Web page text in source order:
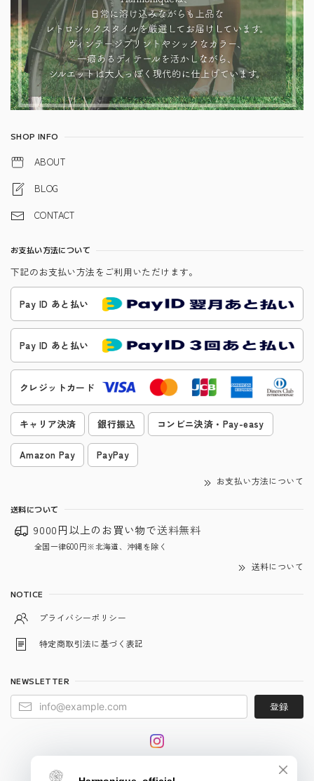
SHOP INFO
ABOUT
BLOG
CONTACT
お支払い方法について
下記のお支払い方法をご利用いただけます。
Pay ID あと払い
Pay ID あと払い
クレジットカード
キャリア決済 銀行振込 コンビニ決済・Pay-easy
Amazon Pay PayPay
お支払い方法について
送料について
9000円以上のお買い物で送料無料
全国一律600円※北海道、沖縄を除く
送料について
NOTICE
プライバシーポリシー
特定商取引法に基づく表記
NEWSLETTER
登録